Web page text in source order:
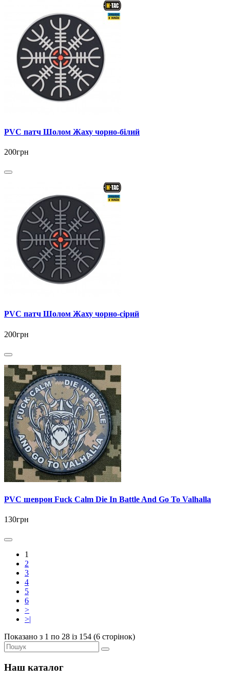
PVC патч Шолом Жаху чорно-білий
200грн
PVC патч Шолом Жаху чорно-сірий
200грн
PVC шеврон Fuck Calm Die In Battle And Go To Valhalla
130грн
1
2
3
4
5
6
>
>|
Показано з 1 по 28 із 154 (6 сторінок)
Наш каталог